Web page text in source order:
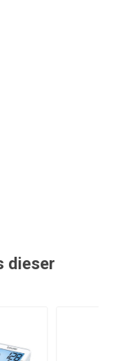
dieser